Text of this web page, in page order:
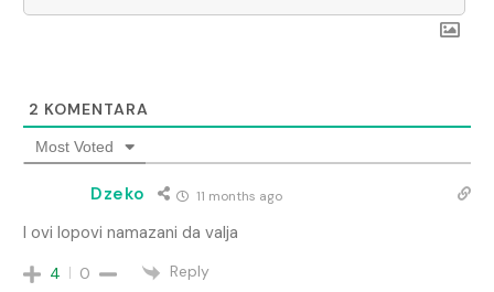
2 KOMENTARA
Most Voted
Dzeko 11 months ago
I ovi lopovi namazani da valja
4 0 Reply